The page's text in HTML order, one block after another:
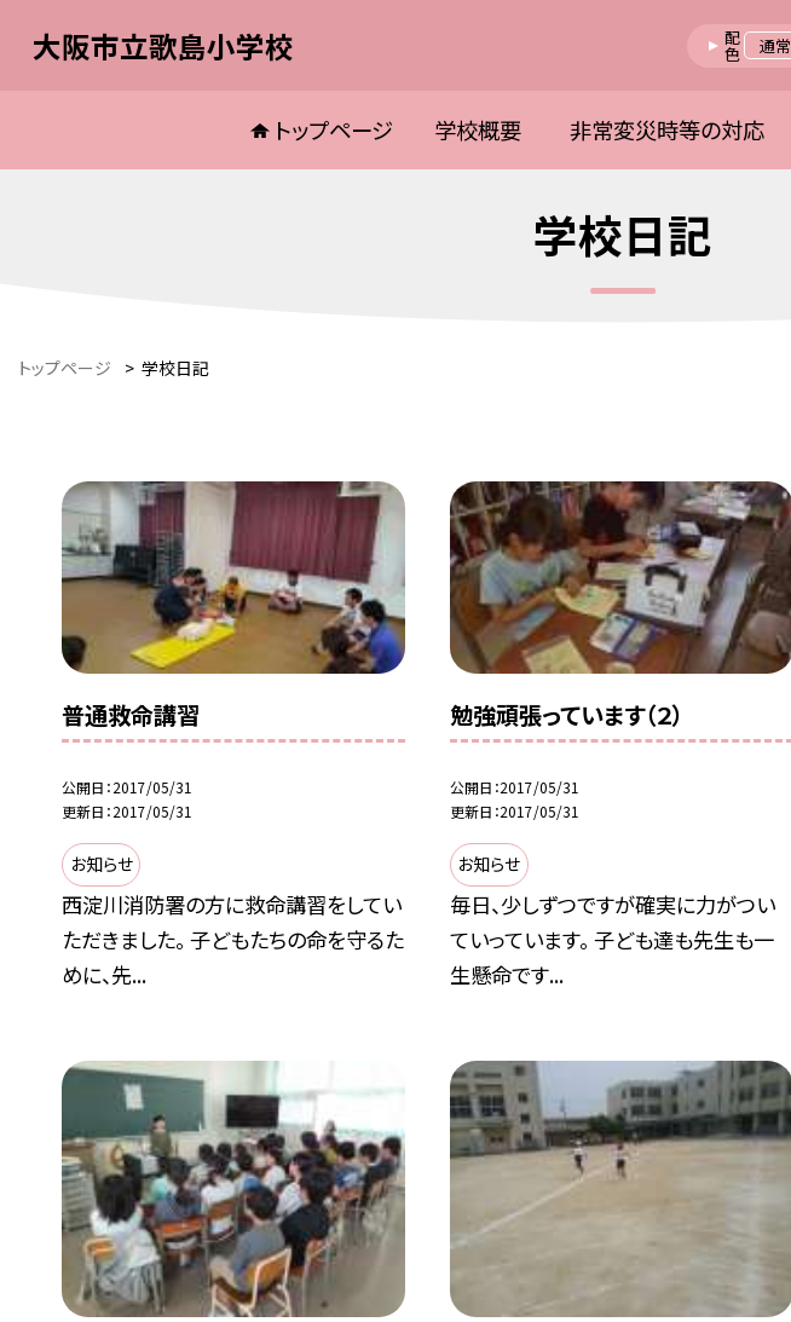
大阪市立歌島小学校 配色 通常
トップページ 学校概要 非常変災時等の対応
学校日記
トップページ > 学校日記
普通救命講習
公開日 2017/05/31
更新日 2017/05/31
お知らせ
西淀川消防署の方に救命講習をしてい
ただきました。 子どもたちの命を守るた
めに、先...
勉強頑張っています（２）
公開日 2017/05/31
更新日 2017/05/31
お知らせ
毎日、少しずつですが確実に力がつい
ていっています。 子ども達も先生も一
生懸命です...